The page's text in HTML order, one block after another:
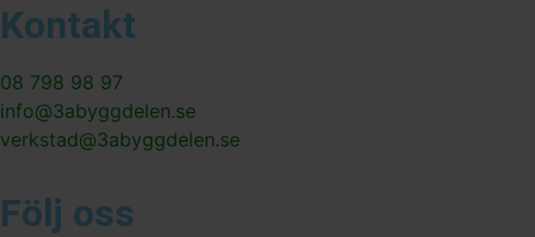
Kontakt
08 798 98 97
info@3abyggdelen.se
verkstad@3abyggdelen.se
Följ oss